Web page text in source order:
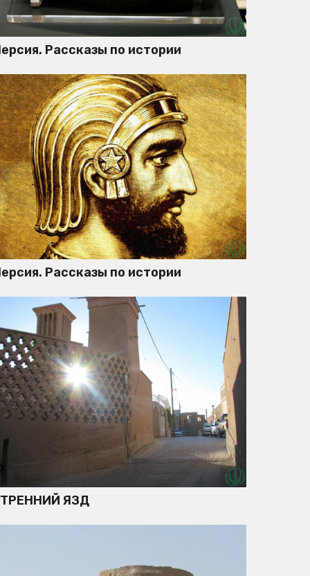
Рассказы по истории
Рассказы по истории
ЯЗД